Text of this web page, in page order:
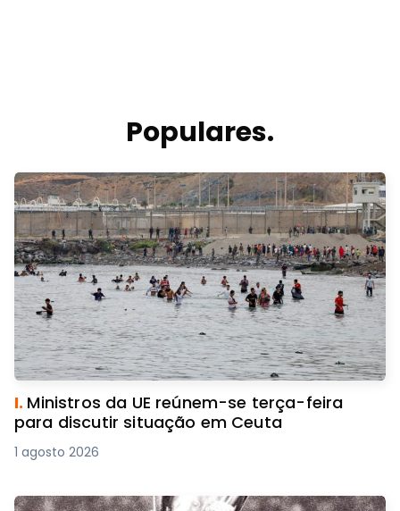
Populares.
I. Ministros da UE reúnem-se terça-feira
para discutir situação em Ceuta
1 agosto 2026